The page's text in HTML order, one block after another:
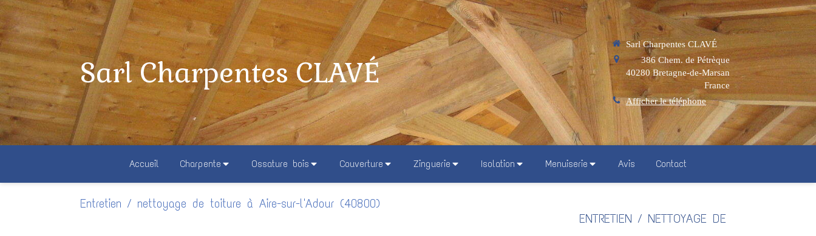
Sarl Charpentes CLAVÉ
Sarl Charpentes CLAVÉ
386 Chem. de Pétrèque
40280 Bretagne-de-Marsan
France
Afficher le téléphone
Accueil Charpente Ossature bois Couverture Zinguerie Isolation Menuiserie Avis Contact
Entretien / nettoyage de toiture à Aire-sur-l'Adour (40800)
ENTRETIEN / NETTOYAGE DE